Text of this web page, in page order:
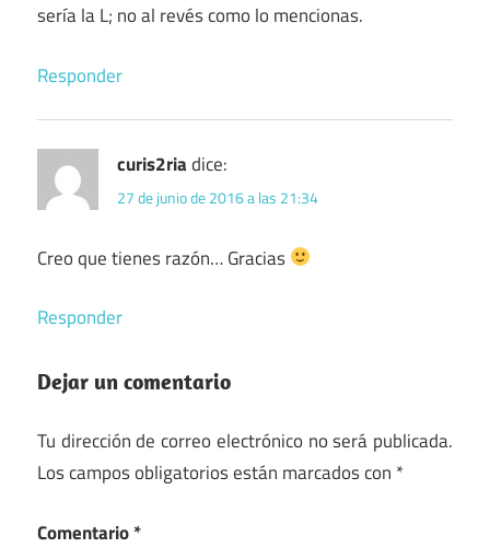
sería la L; no al revés como lo mencionas.
Responder
curis2riadice:
27 de junio de 2016 a las 21:34
Creo que tienes razón… Gracias
Responder
Dejar un comentario
Tu dirección de correo electrónico no será publicada.
Los campos obligatorios están marcados con *
Comentario*